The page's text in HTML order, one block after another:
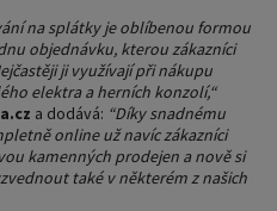
na splátky je oblíbenou formou
objednávku, kterou zákazníci
ji využívají při nákupu
elektra a herních konzolí,“
a dodává: “Díky snadnému
online už navíc zákazníci
kamenných prodejen a nově si
také v některém z našich